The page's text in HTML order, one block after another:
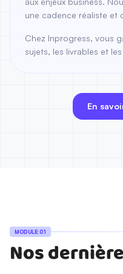
une cadence réaliste et
Chez Inprogress, vous
sujets, les livrables et
En
MODULE: 01
Nos